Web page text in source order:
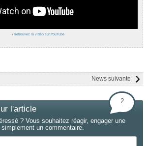
› Retrouvez la vidéo sur YouTube
News suivante
l'article
2
? Vous souhaitez réagir, engager une
un commentaire.